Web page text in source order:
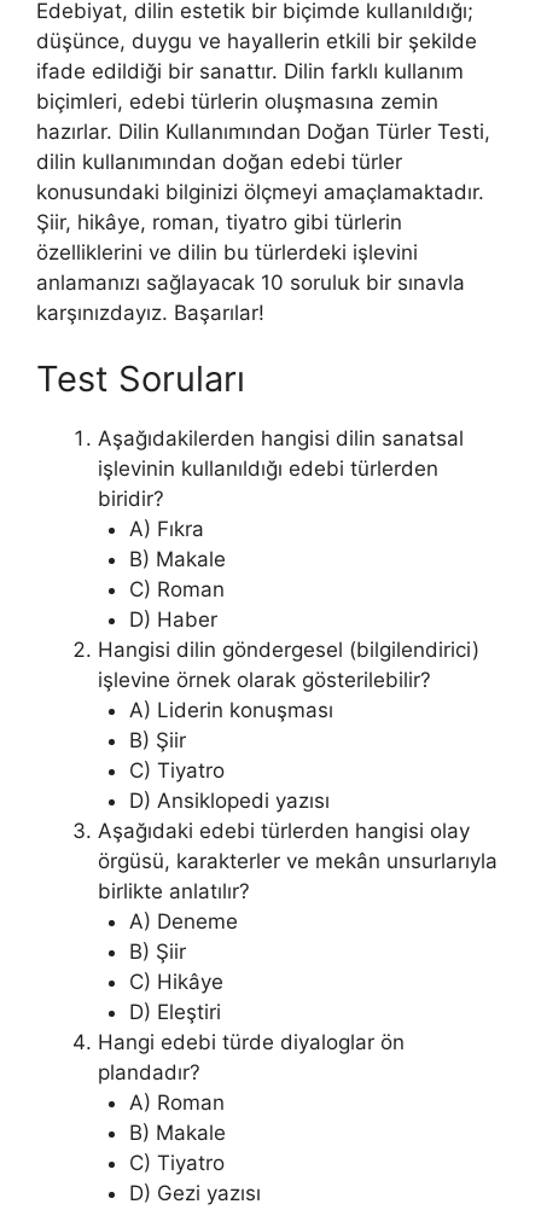
Edebiyat, dilin estetik bir biçimde kullanıldığı;
düşünce, duygu ve hayallerin etkili bir şekilde
ifade edildiği bir sanattır. Dilin farklı kullanım
biçimleri, edebi türlerin oluşmasına zemin
hazırlar. Dilin Kullanımından Doğan Türler Testi,
dilin kullanımından doğan edebi türler
konusundaki bilginizi ölçmeyi amaçlamaktadır.
Şiir, hikâye, roman, tiyatro gibi türlerin
özelliklerini ve dilin bu türlerdeki işlevini
anlamanızı sağlayacak 10 soruluk bir sınavla
karşınızdayız. Başarılar!
Test Soruları
Aşağıdakilerden hangisi dilin sanatsal
işlevinin kullanıldığı edebi türlerden
biridir?
A) Fıkra
B) Makale
C) Roman
D) Haber
Hangisi dilin göndergesel (bilgilendirici)
işlevine örnek olarak gösterilebilir?
A) Liderin konuşması
B) Şiir
C) Tiyatro
D) Ansiklopedi yazısı
Aşağıdaki edebi türlerden hangisi olay
örgüsü, karakterler ve mekân unsurlarıyla
birlikte anlatılır?
A) Deneme
B) Şiir
C) Hikâye
D) Eleştiri
Hangi edebi türde diyaloglar ön
plandadır?
A) Roman
B) Makale
C) Tiyatro
D) Gezi yazısı